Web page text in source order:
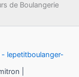
de Boulangerie
- lepetitboulanger-
|